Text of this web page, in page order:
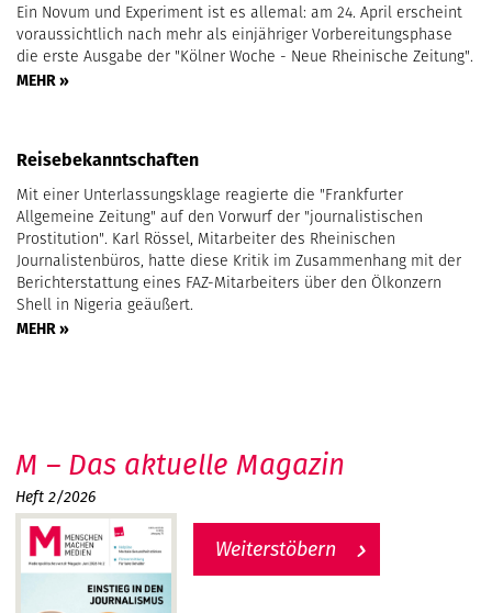
Ein Novum und Experiment ist es allemal: am 24. April erscheint
voraussichtlich nach mehr als einjähriger Vorbereitungsphase
die erste Ausgabe der "Kölner Woche - Neue Rheinische Zeitung".
MEHR »
Reisebekanntschaften
Mit einer Unterlassungsklage reagierte die "Frankfurter
Allgemeine Zeitung" auf den Vorwurf der "journalistischen
Prostitution". Karl Rössel, Mitarbeiter des Rheinischen
Journalistenbüros, hatte diese Kritik im Zusammenhang mit der
Berichterstattung eines FAZ-Mitarbeiters über den Ölkonzern
Shell in Nigeria geäußert.
MEHR »
M – Das aktuelle Magazin
Heft 2/2026
Weiterstöbern